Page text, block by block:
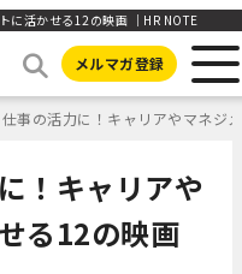
に活かせる12の映画 ｜HR NOTE
メルマガ登録
事の活力に！キャリアやマネジ
！キャリアや
る12の映画